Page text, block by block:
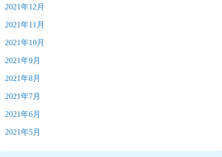
2021年12月
2021年11月
2021年10月
2021年9月
2021年8月
2021年7月
2021年6月
2021年5月